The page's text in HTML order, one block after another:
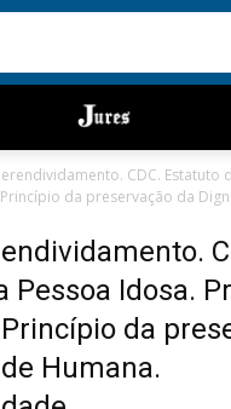
CDC. Estatuto
da preservação da
Pessoa Idosa.
da
Humana.